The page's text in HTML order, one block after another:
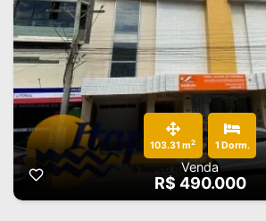
103.31 m2 1 Dorm.
Venda
R$ 490.000